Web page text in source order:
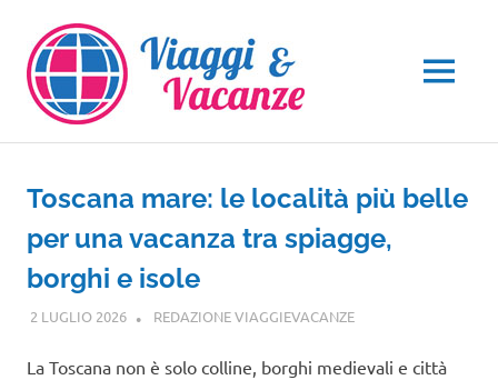
contenuto
MENU
Toscana mare: le località più belle
per una vacanza tra spiagge,
borghi e isole
2 LUGLIO 2026 REDAZIONE VIAGGIEVACANZETOSCANA
La Toscana non è solo colline, borghi medievali e città